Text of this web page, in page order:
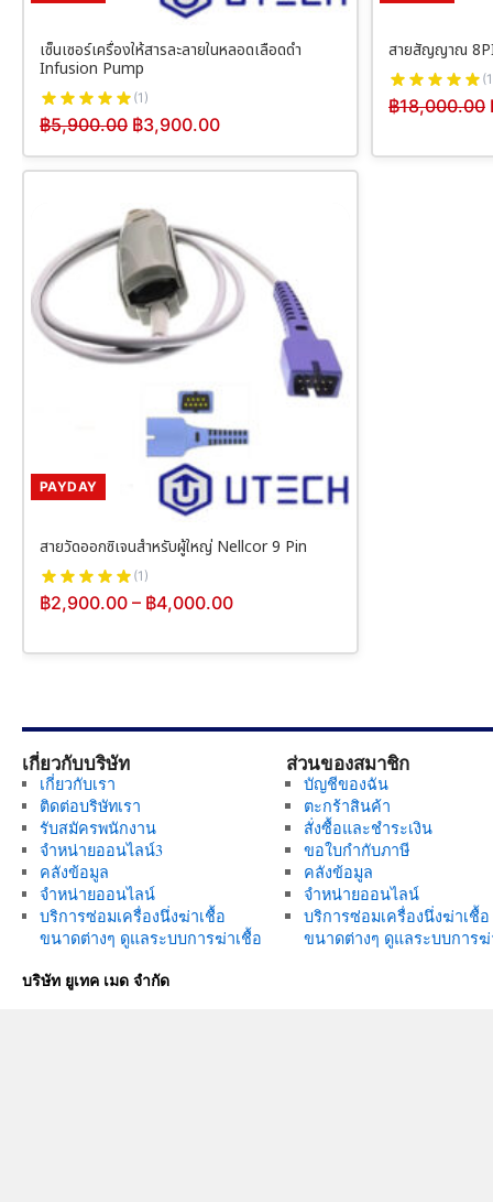
เซ็นเซอร์เครื่องให้สารละลายในหลอดเลือดดำ
Infusion Pump
(1)
฿5,900.00 ฿3,900.00
สายสัญญาณ
฿18,000.00
PAYDAY
สายวัดออกซิเจนสำหรับผู้ใหญ่ Nellcor 9 Pin
(1)
฿2,900.00 – ฿4,000.00
เกี่ยวกับบริษัท
เกี่ยวกับเรา
ติดต่อบริษัทเรา
รับสมัครพนักงาน
จำหน่ายออนไลน์3
คลังข้อมูล
จำหน่ายออนไลน์
บริการซ่อมเครื่องนึ่งฆ่าเชื้อ
ขนาดต่างๆ ดูแลระบบการฆ่าเชื้อ
ส่วนของสมาชิก
บัญชีของฉัน
ตะกร้าสินค้า
สั่งซื้อและชำระเงิน
ขอใบกำกับภาษี
คลังข้อมูล
จำหน่ายออนไลน์
บริการซ่อมเครื่องนึ่งฆ่าเชื้อ
ขนาดต่างๆ ดูแลระบบการฆ่
บริษัท ยูเทค เมด จำกัด